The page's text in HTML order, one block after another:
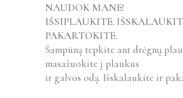
NAUDOK MANE!
IŠSIPLAUKITE.
PAKARTOKITE.
Šampūną tepkite ant drėgnų
masažuokite į plaukus
ir galvos odą. Išskalaukite ir